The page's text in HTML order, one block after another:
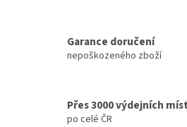
Garance doručení
nepoškozeného zboží
Přes 3000 výdejních míst
po celé ČR